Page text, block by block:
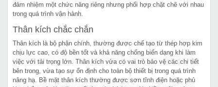
đảm nhiệm một chức năng riêng nhưng phối hợp chặt chẽ với nhau
trong quá trình vận hành.
Thân kích chắc chắn
Thân kích là bộ phận chính, thường được chế tạo từ thép hợp kim
chịu lực cao, có độ bền tốt và khả năng chống biến dạng khi làm
việc với tải trọng lớn. Thân kích vừa có vai trò bảo vệ các chi tiết
bên trong, vừa tạo sự ổn định cho toàn bộ thiết bị trong quá trình
nâng hạ. Bề mặt thân kích thường được sơn tĩnh điện hoặc phủ